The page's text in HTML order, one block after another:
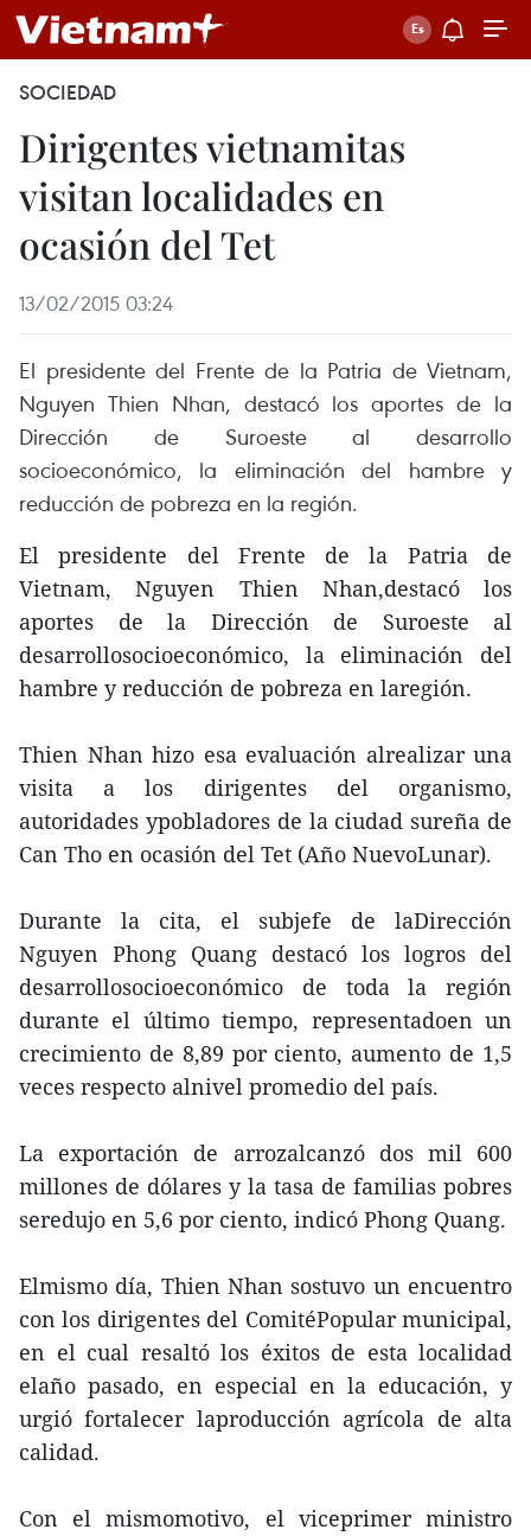
SOCIEDAD
Dirigentes vietnamitas
visitan localidades en
ocasión del Tet
13/02/2015 03:24
El presidente del Frente de la Patria de Vietnam,
Nguyen Thien Nhan, destacó los aportes de la
Dirección de Suroeste al desarrollo
socioeconómico, la eliminación del hambre y
reducción de pobreza en la región.
El presidente del Frente de la Patria de
Vietnam, Nguyen Thien Nhan,destacó los
aportes de la Dirección de Suroeste al
desarrollosocioeconómico, la eliminación del
hambre y reducción de pobreza en laregión.
Thien Nhan hizo esa evaluación alrealizar una
visita a los dirigentes del organismo,
autoridades ypobladores de la ciudad sureña de
Can Tho en ocasión del Tet (Año NuevoLunar).
Durante la cita, el subjefe de laDirección
Nguyen Phong Quang destacó los logros del
desarrollosocioeconómico de toda la región
durante el último tiempo, representadoen un
crecimiento de 8,89 por ciento, aumento de 1,5
veces respecto alnivel promedio del país.
La exportación de arrozalcanzó dos mil 600
millones de dólares y la tasa de familias pobres
seredujo en 5,6 por ciento, indicó Phong Quang.
Elmismo día, Thien Nhan sostuvo un encuentro
con los dirigentes del ComitéPopular municipal,
en el cual resaltó los éxitos de esta localidad
elaño pasado, en especial en la educación, y
urgió fortalecer laproducción agrícola de alta
calidad.
Con el mismomotivo, el viceprimer ministro